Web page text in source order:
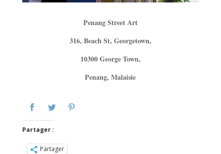
Penang Street Art
316, Beach St, Georgetown,
10300 George Town,
Penang, Malaisie
Partager :
Partager